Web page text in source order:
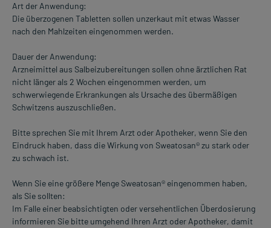
Art der Anwendung:
Die überzogenen Tabletten sollen unzerkaut mit etwas Wasser
nach den Mahlzeiten eingenommen werden.
Dauer der Anwendung:
Arzneimittel aus Salbeizubereitungen sollen ohne ärztlichen Rat
nicht länger als 2 Wochen eingenommen werden, um
schwerwiegende Erkrankungen als Ursache des übermäßigen
Schwitzens auszuschließen.
Bitte sprechen Sie mit Ihrem Arzt oder Apotheker, wenn Sie den
Eindruck haben, dass die Wirkung von Sweatosan® zu stark oder
zu schwach ist.
Wenn Sie eine größere Menge Sweatosan® eingenommen haben,
als Sie sollten:
Im Falle einer beabsichtigten oder versehentlichen Überdosierung
informieren Sie bitte umgehend Ihren Arzt oder Apotheker, damit